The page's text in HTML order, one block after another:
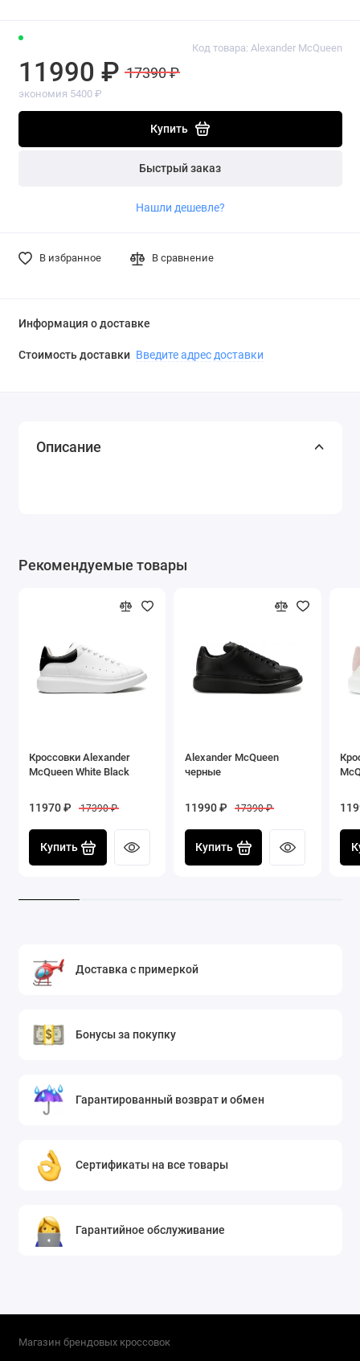
Код товара: Alexander McQueen
11990 ₽ 17390 ₽
экономия 5400 ₽
Купить
Быстрый заказ
Нашли дешевле?
В избранное В сравнение
Информация о доставке
Стоимость доставки Введите адрес доставки
Описание
Рекомендуемые товары
Кроссовки Alexander
McQueen White Black
11970 ₽ 17390 ₽
Купить
Alexander McQueen
черные
11990 ₽ 17390 ₽
Купить
Доставка с примеркой
Бонусы за покупку
Гарантированный возврат и обмен
Сертификаты на все товары
Гарантийное обслуживание
Магазин брендовых кроссовок